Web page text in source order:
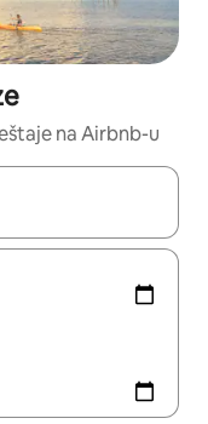
na Airbnb-u
krećete kroz njih